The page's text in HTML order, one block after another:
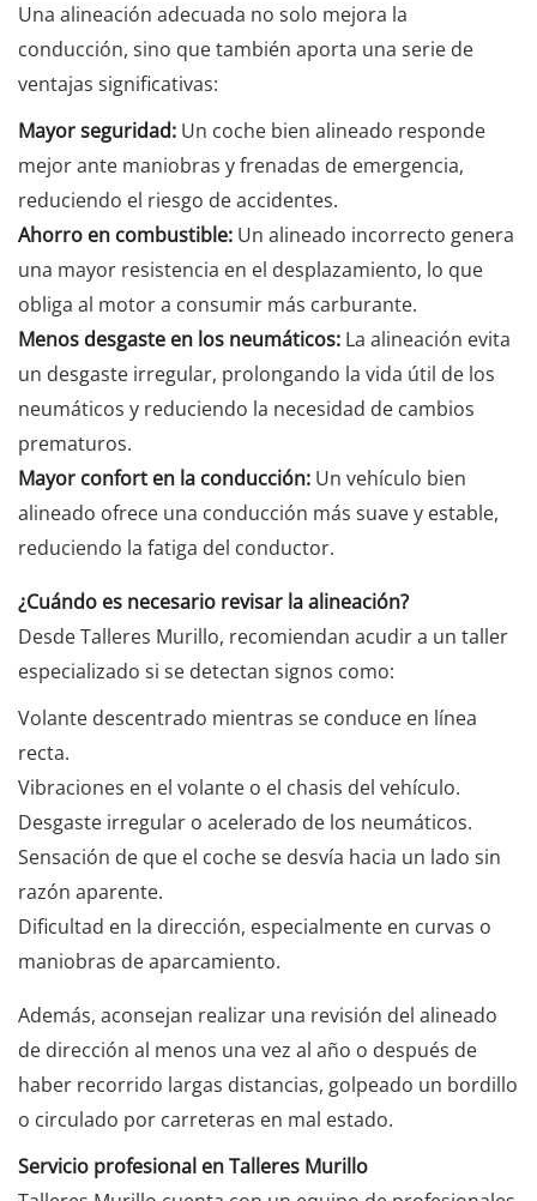
Una alineación adecuada no solo mejora la
conducción, sino que también aporta una serie de
ventajas significativas:
Mayor seguridad: Un coche bien alineado responde
mejor ante maniobras y frenadas de emergencia,
reduciendo el riesgo de accidentes.
Ahorro en combustible: Un alineado incorrecto genera
una mayor resistencia en el desplazamiento, lo que
obliga al motor a consumir más carburante.
Menos desgaste en los neumáticos: La alineación evita
un desgaste irregular, prolongando la vida útil de los
neumáticos y reduciendo la necesidad de cambios
prematuros.
Mayor confort en la conducción: Un vehículo bien
alineado ofrece una conducción más suave y estable,
reduciendo la fatiga del conductor.
¿Cuándo es necesario revisar la alineación?
Desde Talleres Murillo, recomiendan acudir a un taller
especializado si se detectan signos como:
Volante descentrado mientras se conduce en línea
recta.
Vibraciones en el volante o el chasis del vehículo.
Desgaste irregular o acelerado de los neumáticos.
Sensación de que el coche se desvía hacia un lado sin
razón aparente.
Dificultad en la dirección, especialmente en curvas o
maniobras de aparcamiento.
Además, aconsejan realizar una revisión del alineado
de dirección al menos una vez al año o después de
haber recorrido largas distancias, golpeado un bordillo
o circulado por carreteras en mal estado.
Servicio profesional en Talleres Murillo